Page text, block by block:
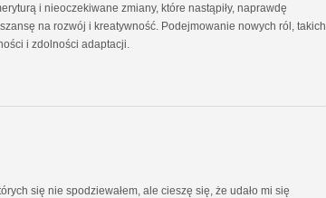
i nieoczekiwane zmiany, które nastąpiły, naprawdę
na rozwój i kreatywność. Podejmowanie nowych ról, takich
i zdolności adaptacji.
się nie spodziewałem, ale cieszę się, że udało mi się